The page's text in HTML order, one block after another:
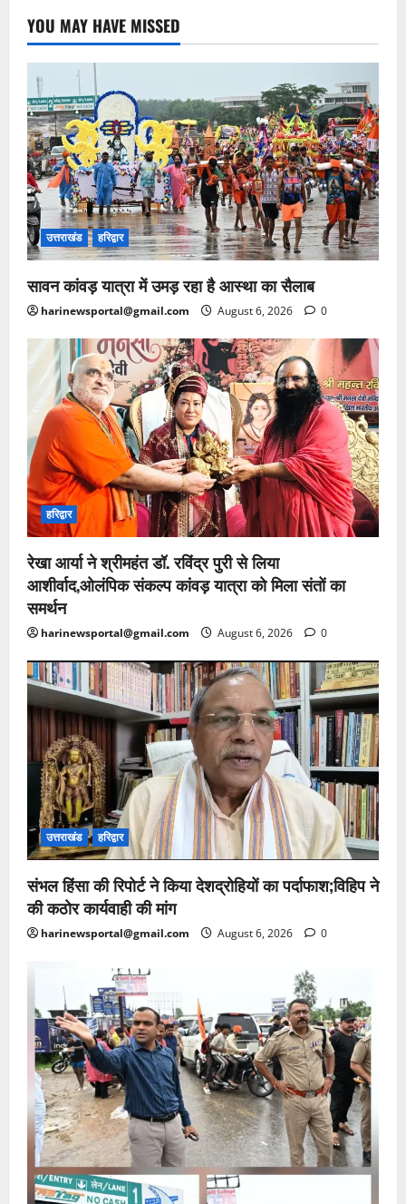
YOU MAY HAVE MISSED
उत्तराखंड हरिद्वार
सावन कांवड़ यात्रा में उमड़ रहा है आस्था का सैलाब
harinewsportal@gmail.com August 6, 2026 0
हरिद्वार
रेखा आर्या ने श्रीमहंत डॉ. रविंद्र पुरी से लिया
आशीर्वाद,ओलंपिक संकल्प कांवड़ यात्रा को मिला संतों का
समर्थन
harinewsportal@gmail.com August 6, 2026 0
उत्तराखंड हरिद्वार
संभल हिंसा की रिपोर्ट ने किया देशद्रोहियों का पर्दाफाश;विहिप ने
की कठोर कार्यवाही की मांग
harinewsportal@gmail.com August 6, 2026 0